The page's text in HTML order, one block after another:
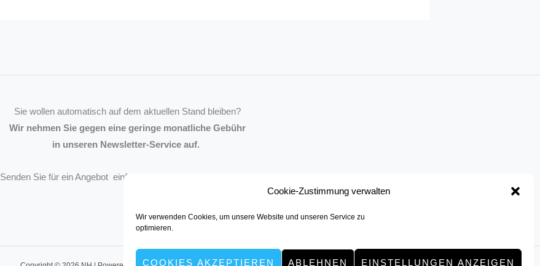
Cookie-Zustimmung verwalten
Wir verwenden Cookies, um unsere Website und unseren Service zu
optimieren.
COOKIES AKZEPTIEREN ABLEHNEN EINSTELLUNGEN ANZEIGEN
Sie wollen automatisch auf dem aktuellen Stand bleiben?
Wir nehmen Sie gegen eine geringe monatliche Gebühr
in unseren Newsletter-Service auf.
Senden Sie für ein Angebot einfach eine